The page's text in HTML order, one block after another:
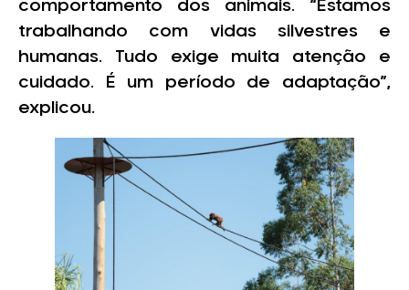
comportamento dos animais. “Estamos
trabalhando com vidas silvestres e
humanas. Tudo exige muita atenção e
cuidado. É um período de adaptação”,
explicou.